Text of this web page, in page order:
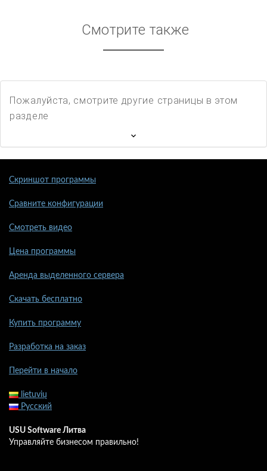
Смотрите также
Пожалуйста, смотрите другие страницы в этом
разделе
Скриншот программы
Сравните конфигурации
Смотреть видео
Цена программы
Аренда выделенного сервера
Скачать бесплатно
Купить программу
Разработка на заказ
Перейти в начало
lietuvių
Русский
USU Software Литва
Управляйте бизнесом правильно!